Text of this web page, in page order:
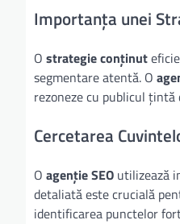
Importanța unei
O strategie conținut
segmentare atentă. O
rezoneze cu publicul
Cercetarea
O agenție SEO utilizează
detaliată este crucială
identificarea punctelor